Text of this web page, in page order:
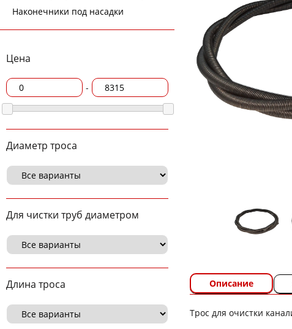
Наконечники под насадки
Цена
-
Диаметр троса
Для чистки труб диаметром
Длина троса Описание
Трос для очистки